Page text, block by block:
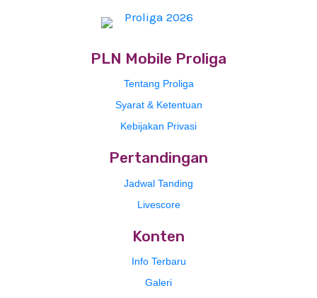
PLN Mobile Proliga
Tentang Proliga
Syarat & Ketentuan
Kebijakan Privasi
Pertandingan
Jadwal Tanding
Livescore
Konten
Info Terbaru
Galeri